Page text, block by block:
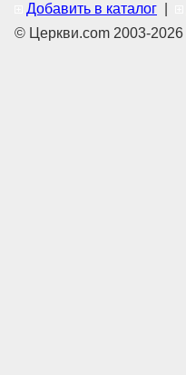
Добавить в каталог
© Церкви.com 2003-2026